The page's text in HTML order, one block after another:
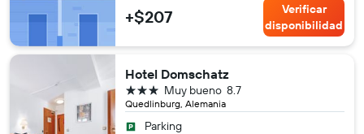
+$207
Verificar
disponibilidad
Hotel Domschatz
Quedlinburg, Alemania
8.7
Muy bueno
3 estrellas
Parking